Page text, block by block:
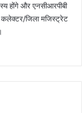
होंगे और एनसीआरपीबी
जिला मजिस्ट्रेट